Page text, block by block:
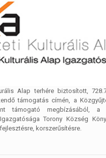
Alap terhére biztosított,
támogatás címén, a
támogató megbízásából, a
Torony Község
korszerűsítésre.